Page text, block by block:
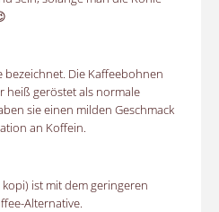
bezeichnet. Die Kaffeebohnen
heiß geröstet als normale
sie einen milden Geschmack
an Koffein.
ist mit dem geringeren
Alternative.